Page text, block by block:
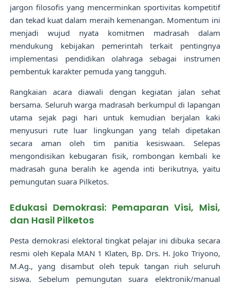
jargon filosofis yang mencerminkan sportivitas kompetitif
dan tekad kuat dalam meraih kemenangan. Momentum ini
menjadi wujud nyata komitmen madrasah dalam
mendukung kebijakan pemerintah terkait pentingnya
implementasi pendidikan olahraga sebagai instrumen
pembentuk karakter pemuda yang tangguh.
Rangkaian acara diawali dengan kegiatan jalan sehat
bersama. Seluruh warga madrasah berkumpul di lapangan
utama sejak pagi hari untuk kemudian berjalan kaki
menyusuri rute luar lingkungan yang telah dipetakan
secara aman oleh tim panitia kesiswaan. Selepas
mengondisikan kebugaran fisik, rombongan kembali ke
madrasah guna beralih ke agenda inti berikutnya, yaitu
pemungutan suara Pilketos.
Edukasi Demokrasi: Pemaparan Visi, Misi,
dan Hasil Pilketos
Pesta demokrasi elektoral tingkat pelajar ini dibuka secara
resmi oleh Kepala MAN 1 Klaten, Bp. Drs. H. Joko Triyono,
M.Ag., yang disambut oleh tepuk tangan riuh seluruh
siswa. Sebelum pemungutan suara elektronik/manual